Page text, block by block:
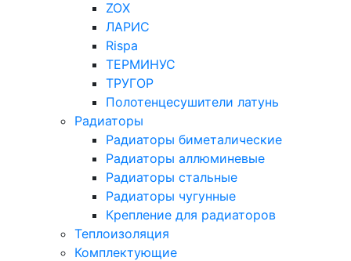
ZOX
ЛАРИС
Rispa
ТЕРМИНУС
ТРУГОР
Полотенцесушители латунь
Радиаторы
Радиаторы биметалические
Радиаторы аллюминевые
Радиаторы стальные
Радиаторы чугунные
Крепление для радиаторов
Теплоизоляция
Комплектующие